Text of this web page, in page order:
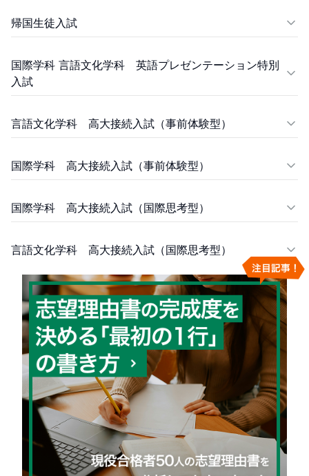
帰国生徒入試
国際学科 言語文化学科 英語プレゼンテーション特別
入試
言語文化学科 高大接続入試（事前体験型）
国際学科 高大接続入試（事前体験型）
国際学科 高大接続入試（国際思考型）
言語文化学科 高大接続入試（国際思考型）